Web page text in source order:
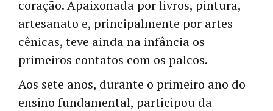
coração. Apaixonada por livros, pintura,
artesanato e, principalmente por artes
cênicas, teve ainda na infância os
primeiros contatos com os palcos.
Aos sete anos, durante o primeiro ano do
ensino fundamental, participou da